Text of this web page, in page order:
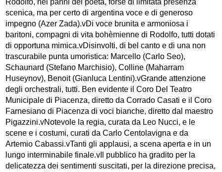
Rodolfo, nei panni del poeta, forse di limitata presenza
scenica, ma per certo di argentina voce e di generoso
impegno (Azer Zada).vDi voce brunita e armoniosa i
baritoni, compagni di vita bohèmienne di Rodolfo, tutti dotati
di opportuna mimica.vDisinvolti, di bel canto e di una non
trascurabile punta umoristica: Marcello (Carlo Seo),
Schaunard (Stefano Marchisio), Colline (Maharram
Huseynov), Benoit (Gianluca Lentini).vGrande attenzione
degli orchestrali, tutti. Ben evidente il Coro Del Teatro
Municipale di Piacenza, diretto da Corrado Casati e il Coro
Farnesiano di Piacenza di voci bianche, diretto dal maestro
Pigazzini.vNotevole la regia, curata da Leo Nucci, e le
scene e i costumi, curati da Carlo Centolavigna e da
Artemio Cabassi.vTanti gli applausi, a scena aperta e in un
lungo interminabile finale.vIl pubblico ha gradito per la
delicatezza dei sentimenti suscitati, per la direzione precisa,